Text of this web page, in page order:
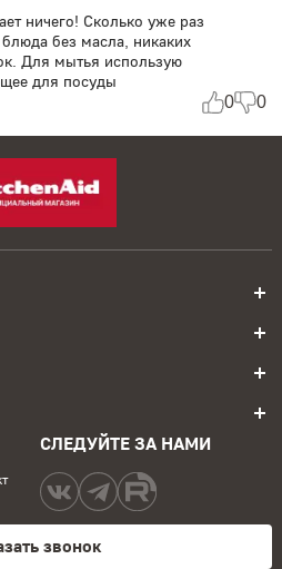
ничего! Сколько уже раз
без масла, никаких
Для мытья использую
для посуды
0 0
СЛЕДУЙТЕ ЗА НАМИ
звонок